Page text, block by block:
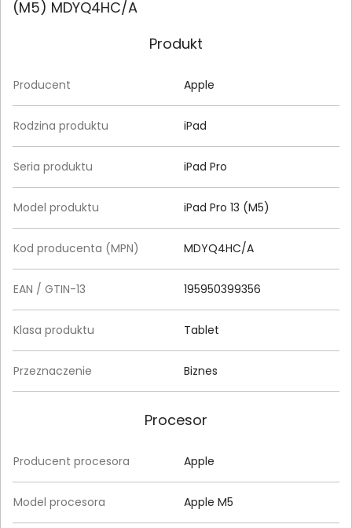
(M5) MDYQ4HC/A
Produkt
Producent Apple
Rodzina produktu iPad
Seria produktu iPad Pro
Model produktu iPad Pro 13 (M5)
Kod producenta (MPN) MDYQ4HC/A
EAN / GTIN-13 195950399356
Klasa produktu Tablet
Przeznaczenie Biznes
Procesor
Producent procesora Apple
Model procesora Apple M5